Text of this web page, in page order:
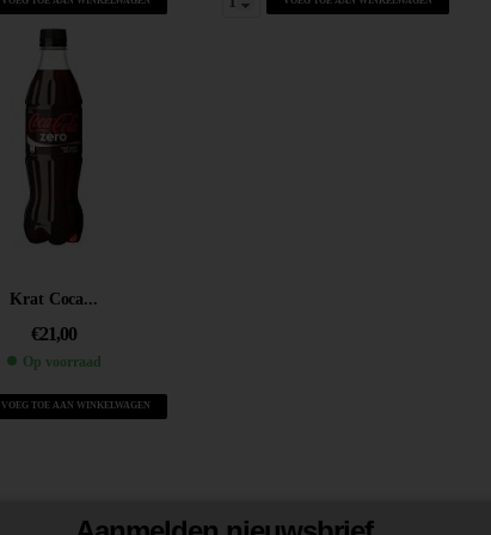
Krat Coca...
€21,00
Op voorraad
VOEG TOE AAN WINKELWAGEN